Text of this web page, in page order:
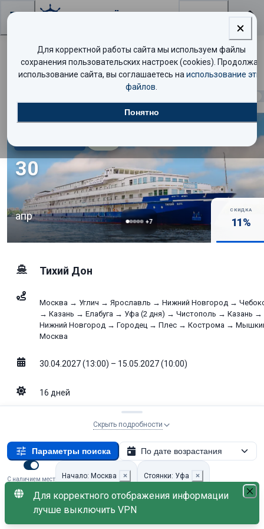
Поиск круизов
Скрыть подробности
Параметры поиска По дате возрастания
С наличием мест Начало: Москва × Стоянки: Уфа ×
14-17 дней ×
+7
СКИДКА
11%
30
апр
Тихий Дон
Москва → Углич → Ярославль → Нижний Новгород →
→ Казань → Елабуга → Уфа (2 дня) → Чистополь → Казань →
Нижний Новгород → Городец → Плес → Кострома →
Москва
30.04.2027 (13:00) – 15.05.2027 (10:00)
16 дней
без скидки 215 527 ₽
Свободно: 13
Пенсионная скидка −10% Дети бесплатно
Для корректной работы сайта мы используем файлы
сохранения пользовательских настроек (cookies). Продолжая
использование сайта, вы соглашаетесь на использование
файлов
Понятно
Для корректного отображения информации
лучше выключить VPN